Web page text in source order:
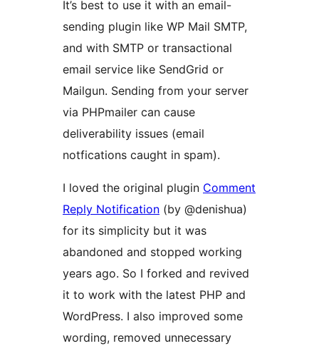
It’s best to use it with an email-
sending plugin like WP Mail SMTP,
and with SMTP or transactional
email service like SendGrid or
Mailgun. Sending from your server
via PHPmailer can cause
deliverability issues (email
notfications caught in spam).
I loved the original plugin Comment
Reply Notification (by @denishua)
for its simplicity but it was
abandoned and stopped working
years ago. So I forked and revived
it to work with the latest PHP and
WordPress. I also improved some
wording, removed unnecessary